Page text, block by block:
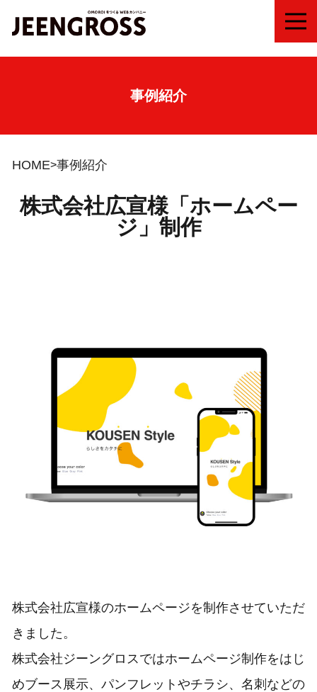
事例紹介
HOME 事例紹介
株式会社広宣様「ホームペー
ジ」制作
株式会社広宣様のホームページを制作させていただ
きました。
株式会社ジーングロスではホームページ制作をはじ
めブース展示、パンフレットやチラシ、名刺などの